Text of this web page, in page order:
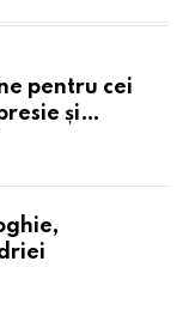
pentru cei
și